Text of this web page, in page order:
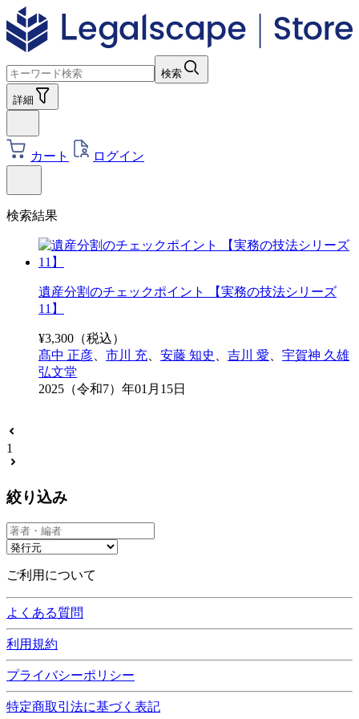
検索
詳細
カート ログイン
検索結果
遺産分割のチェックポイント 【実務の技法シリーズ
11】
¥3,300 （税込）
髙中 正彦
市川 充 安藤 知史 吉川 愛
宇賀神 久雄
弘文堂
2025（令和7）年01月15日
1
絞り込み
ご利用について
よくある質問
利用規約
プライバシーポリシー
特定商取引法に基づく表記